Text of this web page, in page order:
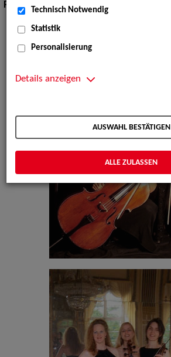
Pop Rock Tanzmusik:Rock
Technisch Notwendig
Statistik
Personalisierung
Details anzeigen
AUSWAHL BESTÄTIGEN
ALLE ZULASSEN